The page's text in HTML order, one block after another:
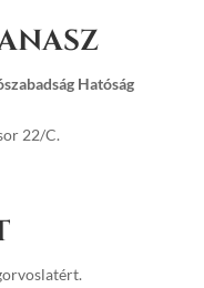
Hatóság
22/C.